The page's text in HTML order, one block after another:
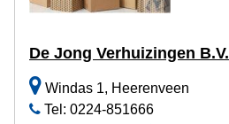
De Jong Verhuizingen B.V.
Windas 1, Heerenveen
Tel: 0224-851666